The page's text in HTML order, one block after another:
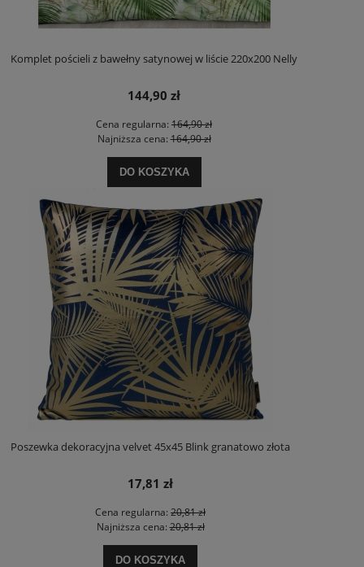
Komplet pościeli z bawełny satynowej w liście 220x200 Nelly
144,90 zł
Cena regularna: 164,90 zł
Najniższa cena:164,90 zł
DO KOSZYKA
Poszewka dekoracyjna velvet 45x45 Blink granatowo złota
17,81 zł
Cena regularna: 20,81 zł
Najniższa cena:20,81 zł
DO KOSZYKA